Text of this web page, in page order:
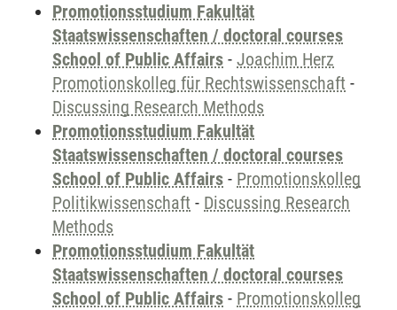
Promotionsstudium Fakultät
Staatswissenschaften / doctoral courses
School of Public Affairs - Joachim Herz
Promotionskolleg für Rechtswissenschaft -
Discussing Research Methods
Promotionsstudium Fakultät
Staatswissenschaften / doctoral courses
School of Public Affairs - Promotionskolleg
Politikwissenschaft - Discussing Research
Methods
Promotionsstudium Fakultät
Staatswissenschaften / doctoral courses
School of Public Affairs - Promotionskolleg